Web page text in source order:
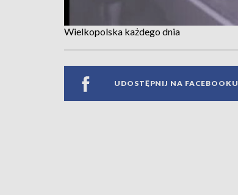
Wielkopolska każdego dnia
UDOSTĘPNIJ NA FACEBOOKU